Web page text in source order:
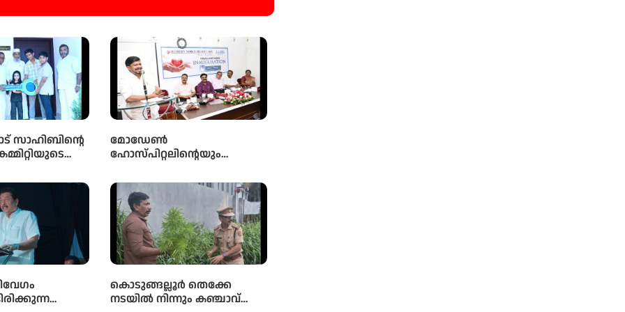
സാഹിബിൻ്റെ
മഹല്ല്
ാം മത്തെ
ദാനം
മോഡേൺ
ഹോസ്‌പിറ്റലിന്റെയും
കെയറിന്റെയും സംയുക്ത
സംരംഭമായ മോഡേൺ
ഹാർട്ട് കെയറിൻ്റെ നവീകരിച്ച
കാത്ത് ലാബിൻ്റെ ഉദ്ഘാടനം
മന്ത്രി ഒ ജെ ജനീഷ്
നിർവ്വഹിച്ചു.
കൊടുങ്ങല്ലൂർ തെക്കേ
നടയിൽ നിന്നും കഞ്ചാവ്